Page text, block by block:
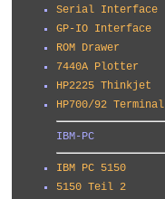
Serial Interface
GP-IO Interface
ROM Drawer
7440A Plotter
HP2225 Thinkjet
HP700/92 Terminal
IBM-PC
IBM PC 5150
5150 Teil 2